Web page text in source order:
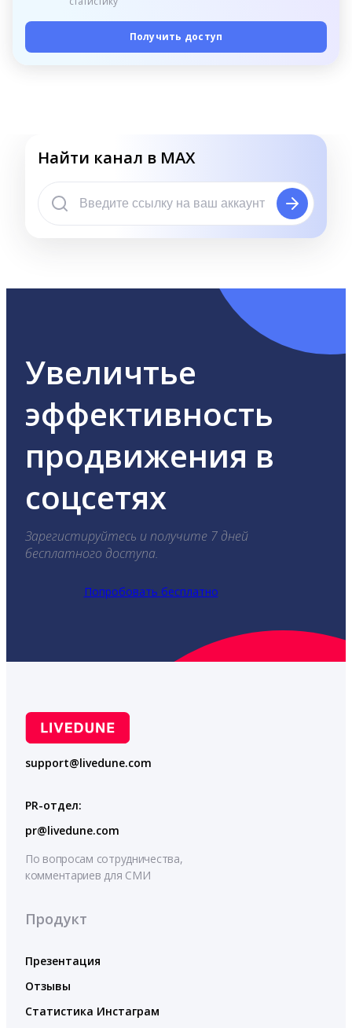
Получить доступ
Найти канал в MAX
Увеличтье
эффективность
продвижения в
соцсетях
Зарегистируйтесь и получите 7 дней
бесплатного доступа.
Попробовать бесплатно
support@livedune.com
PR-отдел:
pr@livedune.com
По вопросам сотрудничества,
комментариев для СМИ
Продукт
Презентация
Отзывы
Статистика Инстаграм